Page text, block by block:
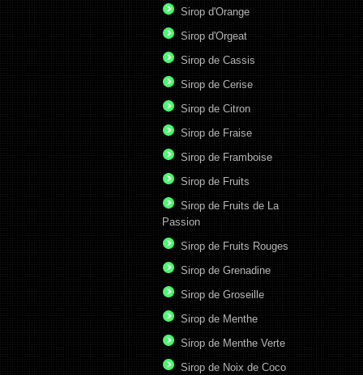
Sirop d'Orange
Sirop d'Orgeat
Sirop de Cassis
Sirop de Cerise
Sirop de Citron
Sirop de Fraise
Sirop de Framboise
Sirop de Fruits
Sirop de Fruits de La
Passion
Sirop de Fruits Rouges
Sirop de Grenadine
Sirop de Groseille
Sirop de Menthe
Sirop de Menthe Verte
Sirop de Noix de Coco